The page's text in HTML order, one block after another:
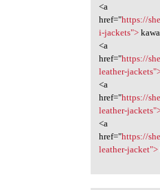
<a
href="https://
i-jackets">
<a
href="https://
leather-
<a
href="https://
leather-
<a
href="https://
leather-jacket">